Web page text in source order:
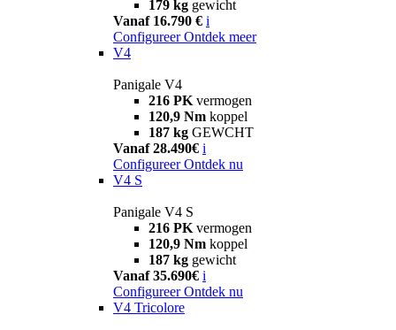
179 kg gewicht
Vanaf 16.790 € i
Configureer Ontdek meer
V4
Panigale V4
216 PK vermogen
120,9 Nm koppel
187 kg GEWCHT
Vanaf 28.490€ i
Configureer Ontdek nu
V4 S
Panigale V4 S
216 PK vermogen
120,9 Nm koppel
187 kg gewicht
Vanaf 35.690€ i
Configureer Ontdek nu
V4 Tricolore